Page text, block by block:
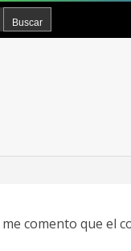
comento que el